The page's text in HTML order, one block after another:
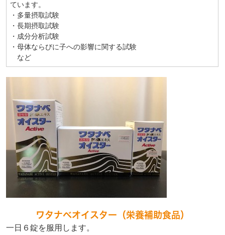
ています。
・多量摂取試験
・長期摂取試験
・成分分析試験
・母体ならびに子への影響に関する試験
など
ワタナベオイスター（栄養補助食品）
一日６錠を服用します。